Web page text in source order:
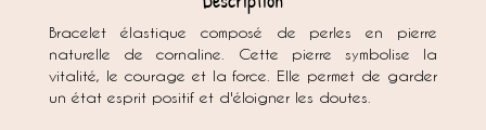
Bracelet élastique composé de perles en pierre
naturelle de cornaline. Cette pierre symbolise la
vitalité, le courage et la force. Elle permet de garder
un état esprit positif et d'éloigner les doutes.